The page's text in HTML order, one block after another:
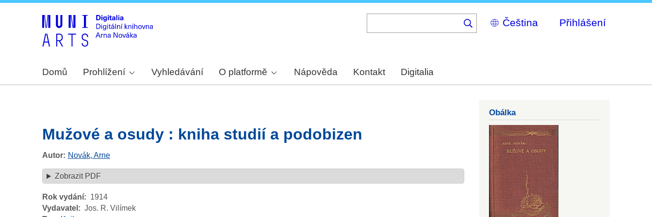
Select
your
Přihlášení
Domů Prohlížení Vyhledávání O platformě Nápověda Kontakt Digitalia
Mužové a osudy : kniha studií a podobizen
Autor Novák, Arne
Zobrazit PDF
Rok vydání
1914
Vydavatel
Jos. R. Vilímek
Obálka